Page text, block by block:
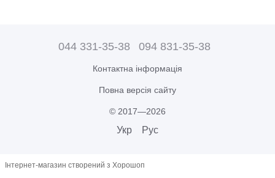
044 331-35-38 094 831-35-38
Контактна інформація
Повна версія сайту
© 2017—2026
Укр Рус
Інтернет-магазин створений з Хорошоп